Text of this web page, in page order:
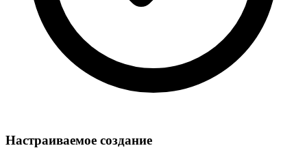
Настраиваемое создание